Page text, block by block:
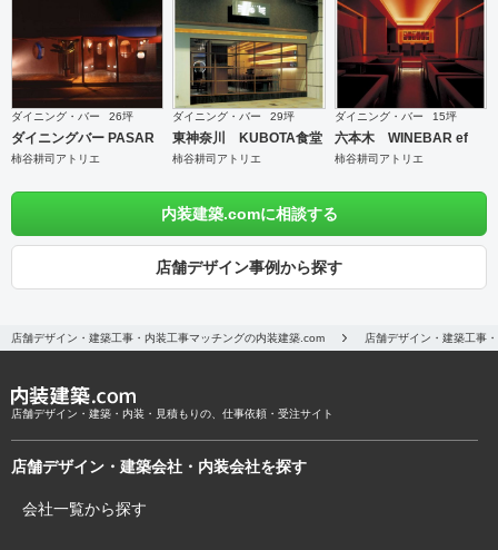
ダイニング・バー 26坪
ダイニングバー PASAR
柿谷耕司アトリエ
ダイニング・バー 29坪
東神奈川 KUBOTA食堂
柿谷耕司アトリエ
ダイニング・バー 15坪
六本木 WINEBAR ef
柿谷耕司アトリエ
内装建築.comに相談する
店舗デザイン事例から探す
店舗デザイン・建築工事・内装工事マッチングの内装建築.com 店舗デザイン・建築工事
店舗デザイン・建築・内装・見積もりの、仕事依頼・受注サイト
店舗デザイン・建築会社・内装会社を探す
会社一覧から探す